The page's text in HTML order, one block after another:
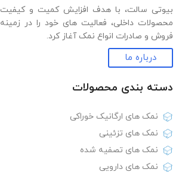
بیوتی سالت، با هدف افزایش کمیت و کیفیت
محصولات داخلی، فعالیت های خود را در زمینه
فروش و صادرات انواع نمک آغاز کرد.
درباره ما
دسته بندی‌ محصولات
نمک های ارگانیک خوراکی
نمک های تزئینی
نمک های تصفیه شده
نمک های دارویی